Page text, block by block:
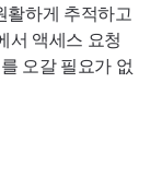
활하게 추적하고
서 액세스 요청
오갈 필요가 없